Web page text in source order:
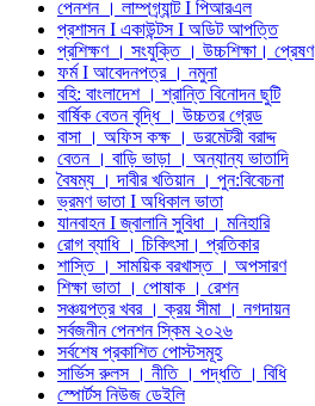
পেনশন । লাম্পগ্র্যান্ট I পিআরএল
প্রশাসন I একাউন্টস I অডিট আপত্তি
প্রশিক্ষণ । সংযুক্তি । উচ্চশিক্ষা। প্রেষণ
ফর্ম I আবেদনপত্র । নমুনা
বহি: বাংলাদেশ । শ্রান্তি বিনোদন ছুটি
বার্ষিক বেতন বৃদ্ধি । উচ্চতর গ্রেড
বাসা । অফিস কক্ষ । ডরমেটরী বরাদ্দ
বেতন । বাড়ি ভাড়া । অন্যান্য ভাতাদি
বৈষম্য । দাবীর খতিয়ান । পুন:বিবেচনা
ভ্রমণ ভাতা I অধিকাল ভাতা
যানবাহন I জ্বালানি সুবিধা । মনিহারি
রোগ ব্যাধি । চিকিৎসা। প্রতিকার
শাস্তি । সাময়িক বরখাস্ত । অপসারণ
শিক্ষা ভাতা । পোষাক । রেশন
সঞ্চয়পত্র খবর । ক্রয় সীমা । নগদায়ন
সর্বজনীন পেনশন স্কিম ২০২৬
সর্বশেষ প্রকাশিত পোস্টসমূহ
সার্ভিস রুলস । নীতি । পদ্ধতি । বিধি
স্পোর্টস নিউজ ডেইলি